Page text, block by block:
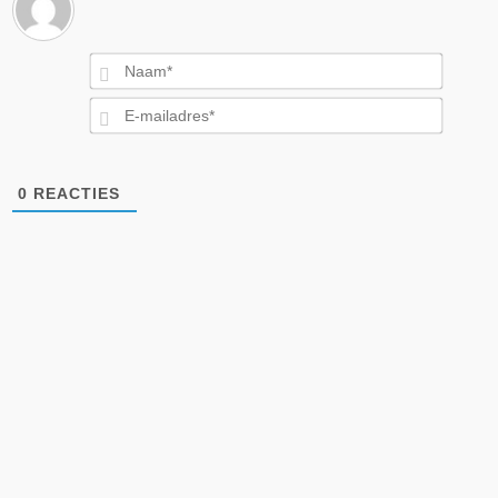
Naam*
E-
0 REACTIES